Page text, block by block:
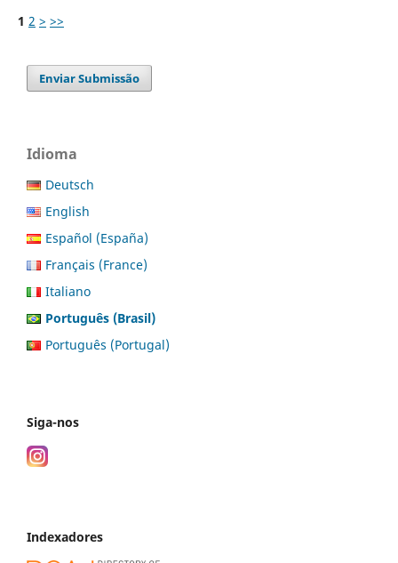
1 2 > >>
Enviar Submissão
Idioma
Deutsch
English
Español (España)
Français (France)
Italiano
Português (Brasil)
Português (Portugal)
Siga-nos
Indexadores